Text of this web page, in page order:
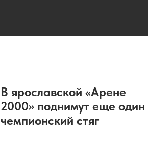
В ярославской «Арене
2000» поднимут еще один
чемпионский стяг